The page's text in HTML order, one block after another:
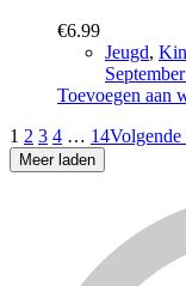
€6.99
Jeugd,
Toevoegen aan
1 2 3 4 … 14Volgende
Meer laden